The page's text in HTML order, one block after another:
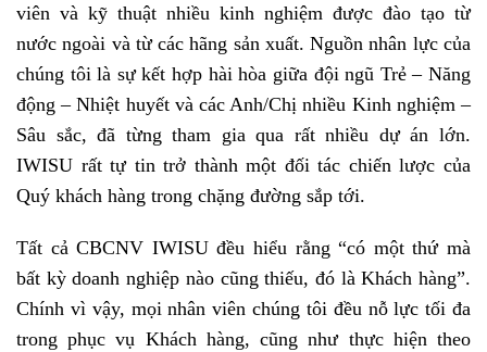
viên và kỹ thuật nhiều kinh nghiệm được đào tạo từ
nước ngoài và từ các hãng sản xuất. Nguồn nhân lực của
chúng tôi là sự kết hợp hài hòa giữa đội ngũ Trẻ – Năng
động – Nhiệt huyết và các Anh/Chị nhiều Kinh nghiệm –
Sâu sắc, đã từng tham gia qua rất nhiều dự án lớn.
IWISU rất tự tin trở thành một đối tác chiến lược của
Quý khách hàng trong chặng đường sắp tới.
Tất cả CBCNV IWISU đều hiểu rằng “có một thứ mà
bất kỳ doanh nghiệp nào cũng thiếu, đó là Khách hàng”.
Chính vì vậy, mọi nhân viên chúng tôi đều nỗ lực tối đa
trong phục vụ Khách hàng, cũng như thực hiện theo